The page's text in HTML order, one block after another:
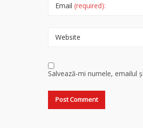
Email (required):
Website
Salvează-mi numele, emailul